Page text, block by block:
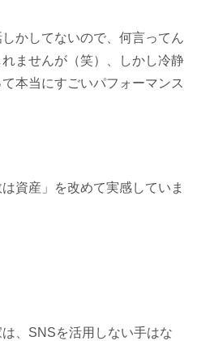
かしてないので、何言ってん
ませんが（笑）、しかし冷静
本当にすごいパフォーマンス
資産」を改めて実感していま
、SNSを活用しない手はな